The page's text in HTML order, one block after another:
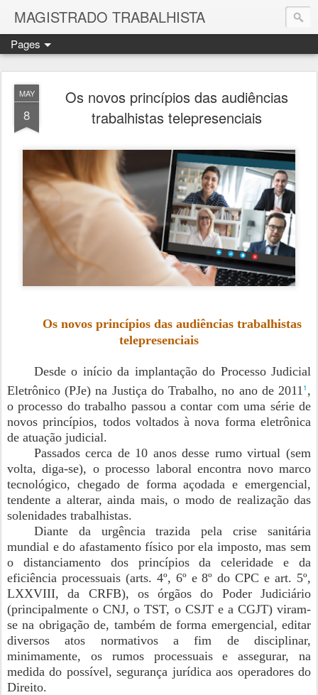
MAGISTRADO TRABALHISTA
Pages
MAY
8
Os novos princípios das audiências
trabalhistas telepresenciais
Os novos princípios das audiências trabalhistas
telepresenciais
Desde o início da implantação do Processo Judicial
Eletrônico (PJe) na Justiça do Trabalho, no ano de 2011 1 ,
o processo do trabalho passou a contar com uma série de
novos princípios, todos voltados à nova forma eletrônica
de atuação judicial.
Passados cerca de 10 anos desse rumo virtual (sem
volta, diga-se), o processo laboral encontra novo marco
tecnológico, chegado de forma açodada e emergencial,
tendente a alterar, ainda mais, o modo de realização das
solenidades trabalhistas.
Diante da urgência trazida pela crise sanitária
mundial e do afastamento físico por ela imposto, mas sem
o distanciamento dos princípios da celeridade e da
eficiência processuais (arts. 4º, 6º e 8º do CPC e art. 5º,
LXXVIII, da CRFB), os órgãos do Poder Judiciário
(principalmente o CNJ, o TST, o CSJT e a CGJT) viram-
se na obrigação de, também de forma emergencial, editar
diversos atos normativos a fim de disciplinar,
minimamente, os rumos processuais e assegurar, na
medida do possível, segurança jurídica aos operadores do
Direito.